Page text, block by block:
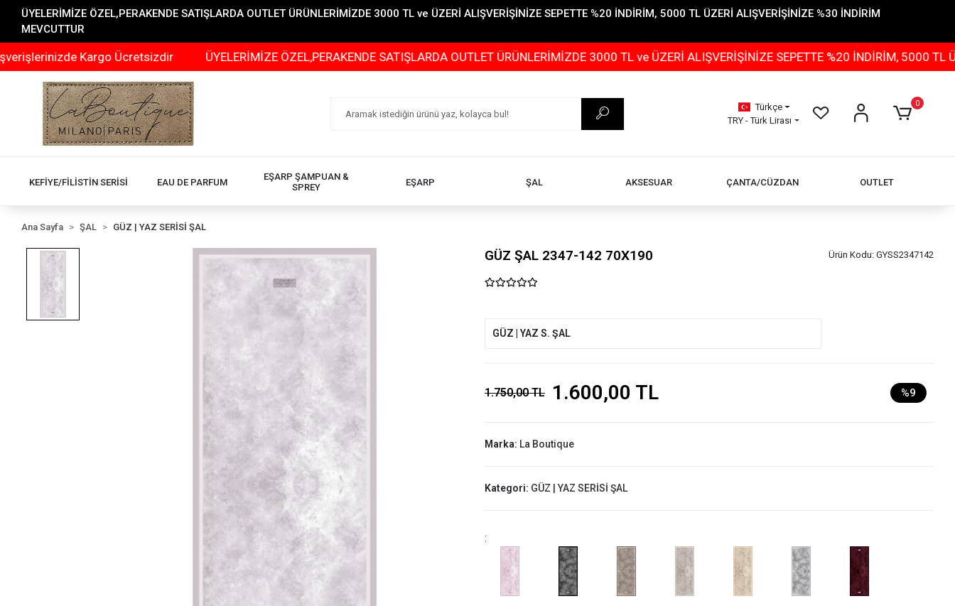
ÜYELERİMİZE ÖZEL,PERAKENDE SATIŞLARDA OUTLET ÜRÜNLERİMİZDE 3000 TL ve ÜZERİ ALIŞVERİŞİNİZE SEPETTE %20 İNDİRİM, 5000 TL ÜZERİ ALIŞVERİŞİNİZE %30 İNDİRİM
MEVCUTTUR
Kargo Ücretsizdir ÜYELERİMİZE ÖZEL,PERAKENDE SATIŞLARDA OUTLET ÜRÜNLERİMİZDE 3000 TL ve ÜZERİ ALIŞVERİŞİNİZE SEPETTE %20 İNDİRİM, 5000 TL ÜZERİ
Türkçe
TRY - Türk Lirası
0
KEFİYE/FİLİSTİN SERİSİ EAU DE PARFUM
EŞARP ŞAMPUAN &
SPREY
EŞARP ŞAL AKSESUAR ÇANTA/CÜZDAN OUTLET
Ana Sayfa ŞAL GÜZ | YAZ SERİSİ ŞAL
GÜZ ŞAL 2347-142 70X190 Ürün Kodu: GYSS2347142
GÜZ | YAZ S. ŞAL
1.750,00 TL 1.600,00 TL %9
Marka: La Boutique
Kategori: GÜZ | YAZ SERİSİ ŞAL
: